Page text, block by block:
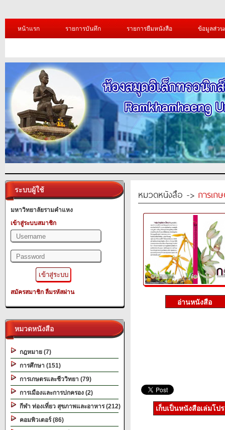
หน้าแรก รายการบันทึก รายการยืมหนังสือ ข้อมูลส่ว
ระบบผู้ใช้
มหาวิทยาลัยรามคำแหง
เข้าสู่ระบบสมาชิก
สมัครสมาชิก ลืมรหัสผ่าน
หมวดหนังสือ
กฎหมาย (7)
การศึกษา (151)
การเกษตรและชีววิทยา (79)
การเมืองและการปกครอง (2)
กีฬา ท่องเที่ยว สุขภาพและอาหาร (212)
คอมพิวเตอร์ (86)
หมวดหนังสือ -> การเก
เก็บเป็นหนังสือเล่มโป